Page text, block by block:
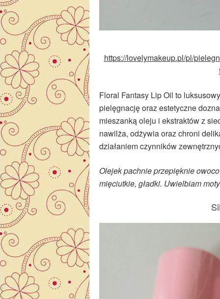
https://lovelymakeup.pl/pl/
Floral Fantasy LipOil to
pielęgnację oraz estetyczne
mieszanką oleju i ekstraktów z
nawilża, odżywia oraz chroni
działaniem czynników zewn
Olejek pachnie przepięknie
mięciutkie, gładki. Uwielbiam